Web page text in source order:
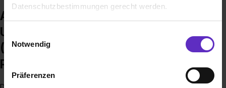
Datenschutzbestimmungen gerecht werden.
Benutzung der Webseite getroffenen Einstellungen zu
Einwilligungsauswahl
Notwendig
Präferenzen
Ausbildung bei Medizinische
Universität Lausitz - Carl Thiem
(Körperschaft des öffentlichen
Rechts)